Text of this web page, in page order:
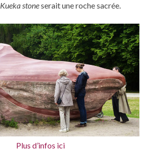
Kueka stoneserait une roche sacrée.
Plus d’infos ici